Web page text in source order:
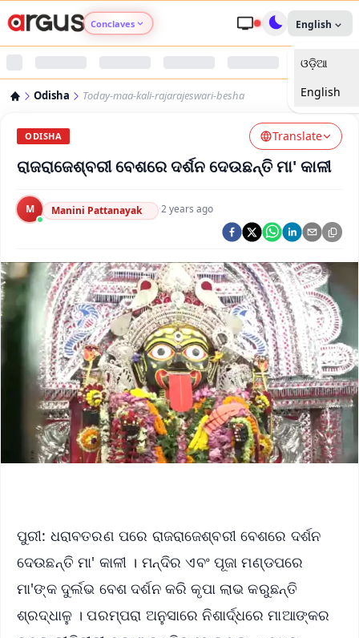
Conclaves
Argus Nari Shakti
Argus Swaad Odisha
Argus Chalo Dekhein Apna Desh
English
ଓଡ଼ିଆ
English
Odisha Today-maa-kali-rajarajeswari-besha
ODISHA Translate
ରାଜରାଜେଶ୍ବରୀ ବେଶରେ ଦର୍ଶନ ଦେଉଛନ୍ତି ମା' କାଳୀ
M Manini Pattanayak ·2 years ago
ପୁରୀ: ଧରାବତରଣ ପରେ ରାଜରାଜେଶ୍ବରୀ ବେଶରେ ଦର୍ଶନ
ଦେଉଛନ୍ତି ମା' କାଳୀ । ମନ୍ଦିର ଏବଂ ପୂଜା ମଣ୍ଡପରେ
ମା'ଙ୍କ ଦୁର୍ଲଭ ବେଶ ଦର୍ଶନ କରି କୃପା ଲାଭ କରୁଛନ୍ତି
ଶ୍ରଦ୍ଧାଳୁ । ପରମ୍ପରା ଅନୁସାରେ ନିଶାର୍ଦ୍ଧରେ ମାଆଙ୍କର